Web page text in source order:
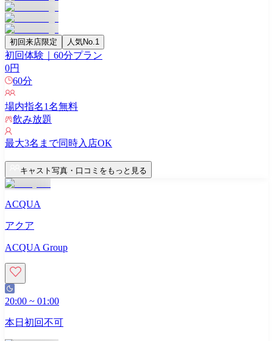
初回来店限定 人気No.1
初回体験｜60分プラン
0円
60分
場内指名1名無料
飲み放題
最大3名まで同時入店OK
キャスト写真・口コミをもっと見る
ACQUA
アクア
ACQUA Group
20:00 ~ 01:00
本日初回不可